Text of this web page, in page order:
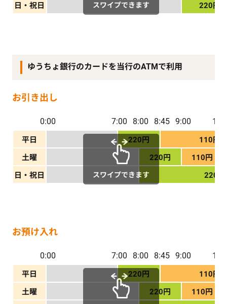
日・祝日
220円
スワイプできます
ゆうちょ銀行のカードを当行のATMで利用
お引き出し
0:00 7:00 8:00 8:45 9:00
平日 220円
110円
土曜
220円
110円
日・祝日
220円
スワイプできます
お預け入れ
0:00 7:00 8:00 8:45 9:00
平日 220円
110円
土曜
220円
110円